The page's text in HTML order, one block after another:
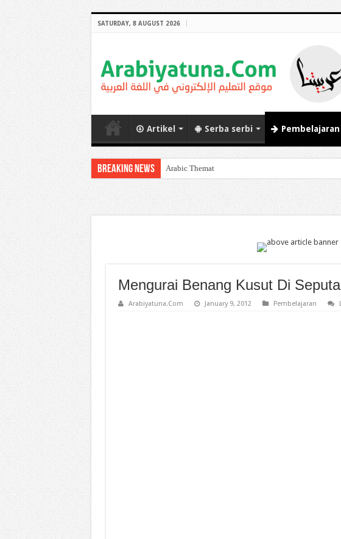
SATURDAY, 8 AUGUST 2026
Artikel Serba serbi Pembelajaran
Breaking News Arabic Thematic Immersive Learning:
Mengurai Benang Kusut Di
Arabiyatuna.Com January 9, 2012 Pembelajaran